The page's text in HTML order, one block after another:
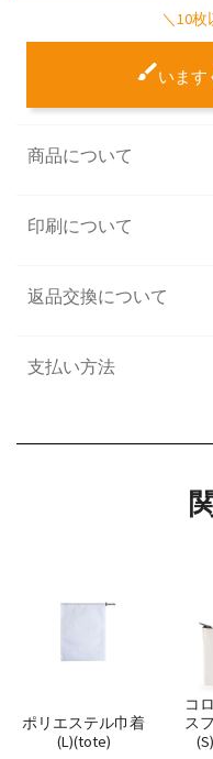
＼10
います
商品について
印刷について
返品交換について
支払い方法
ポリエステル巾着
(L)(tote)
コ
ス